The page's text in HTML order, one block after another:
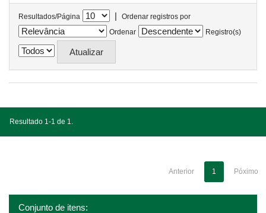
Resultados/Página |
Ordenar registros por
Ordenar
Registro(s)
Resultado 1-1 de 1.
Anterior 1 Póximo
Conjunto de itens: